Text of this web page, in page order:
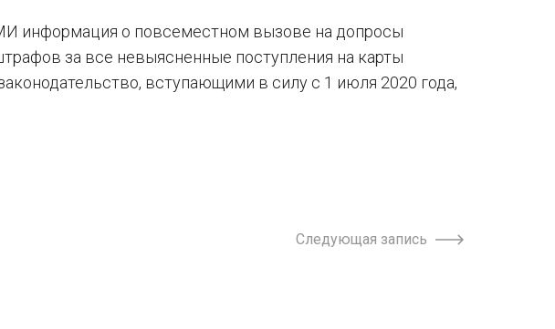
информация о повсеместном вызове на допросы
за все невыясненные поступления на карты
вступающими в силу с 1 июля 2020 года,
Следующая запись